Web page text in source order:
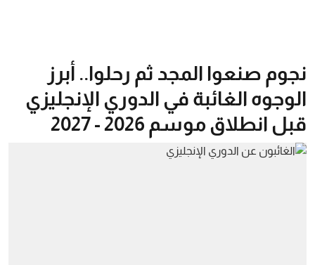
نجوم صنعوا المجد ثم رحلوا.. أبرز
الوجوه الغائبة في الدوري الإنجليزي
قبل انطلاق موسم 2026 - 2027